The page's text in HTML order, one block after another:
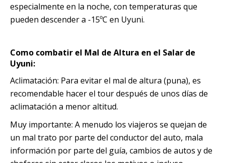
especialmente en la noche, con temperaturas que
pueden descender a -15ºC en Uyuni.
Como combatir el Mal de Altura en el Salar de
Uyuni:
Aclimatación: Para evitar el mal de altura (puna), es
recomendable hacer el tour después de unos días de
aclimatación a menor altitud.
Muy importante: A menudo los viajeros se quejan de
un mal trato por parte del conductor del auto, mala
información por parte del guía, cambios de autos y de